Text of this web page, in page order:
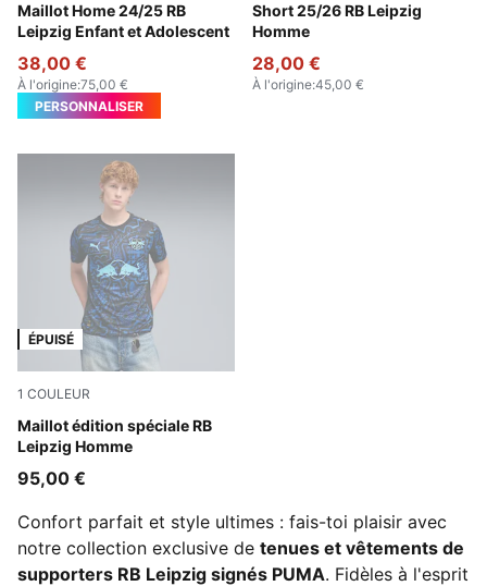
Maillot Home 24/25 RB
Leipzig Enfant et Adolescent
PUMA White-For All Time Red
38,00 €
À l'origine:75,00 €
PERSONNALISER
Short 25/26 RB Leipzig
Homme
PUMA Black-Fast Red
28,00 €
À l'origine:45,00 €
ÉPUISÉ
1 COULEUR
Maillot édition spéciale RB
Leipzig Homme
PUMA Black-Bluemazing
95,00 €
Confort parfait et style ultimes : fais-toi plaisir avec
notre collection exclusive de tenues et vêtements de
supporters RB Leipzig signés PUMA. Fidèles à l'esprit